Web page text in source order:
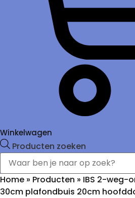
Winkelwagen
Producten zoeken
Home » Producten » IBS 2-weg-
30cm plafondbuis 20cm